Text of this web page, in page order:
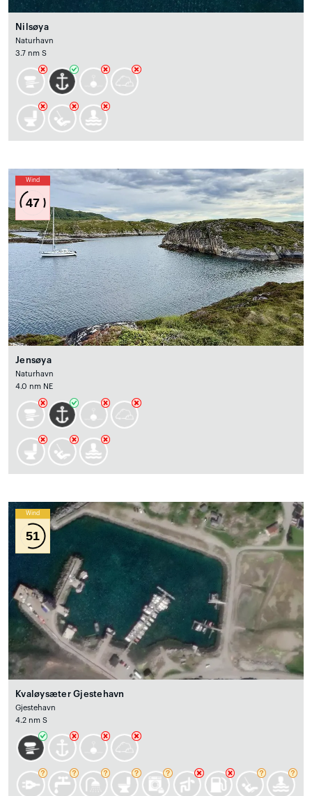
Nilsøya
Naturhavn
3.7 nm S
Wind
47
Jensøya
Naturhavn
4.0 nm NE
Wind
51
Kvaløysæter Gjestehavn
Gjestehavn
4.2 nm S